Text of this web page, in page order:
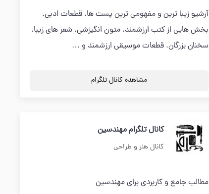
آرشیو زیبا ترین و مفهومی ترین پست ها. قطعات ادبی.
بخش هایی از کتب ارزشمند. متون انگیزشی. شعر های زیبا.
سخنان بزرگان. قطعات موسیقی ارزشمند و …
مشاهده کانال تلگرام
کانال تلگرام مهندسین
کانال هنر و طراحی
مطالب جامع و کاربردی برای مهندسین